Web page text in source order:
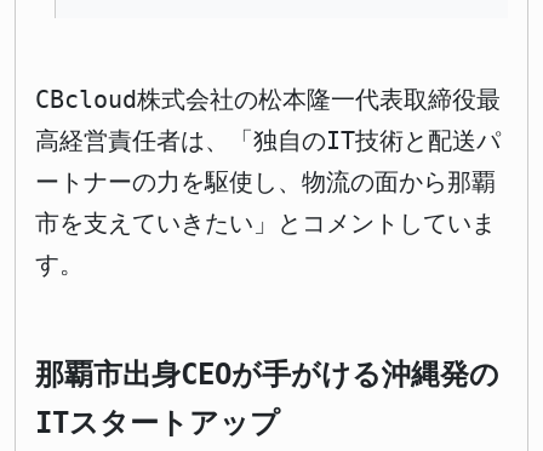
CBcloud株式会社の松本隆一代表取締役最
高経営責任者は、「独自のIT技術と配送パ
ートナーの力を駆使し、物流の面から那覇
市を支えていきたい」とコメントしていま
す。
那覇市出身CEOが手がける沖縄発の
ITスタートアップ